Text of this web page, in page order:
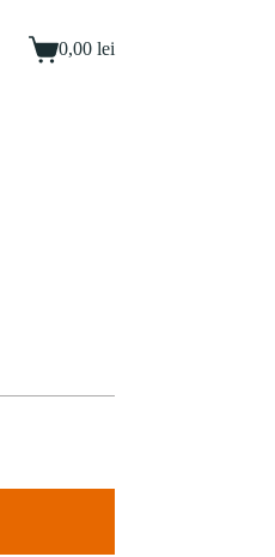
Coș0,00 lei